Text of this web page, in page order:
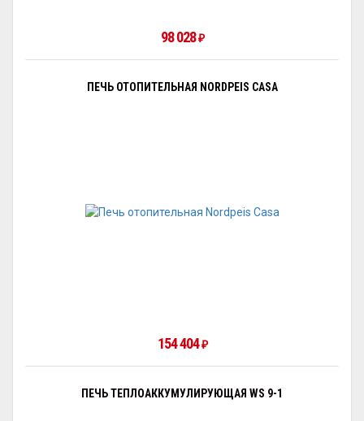
98 028₽
ПЕЧЬ ОТОПИТЕЛЬНАЯ NORDPEIS CASA
154 404₽
ПЕЧЬ ТЕПЛОАККУМУЛИРУЮЩАЯ WS 9-1